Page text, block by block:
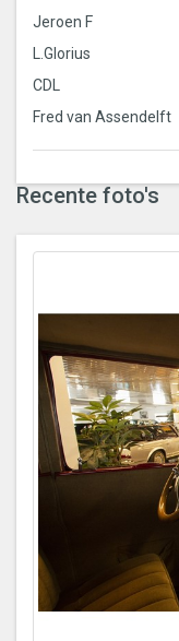
Jeroen F
L.Glorius
CDL
Fred van Assendelft
Recente foto's